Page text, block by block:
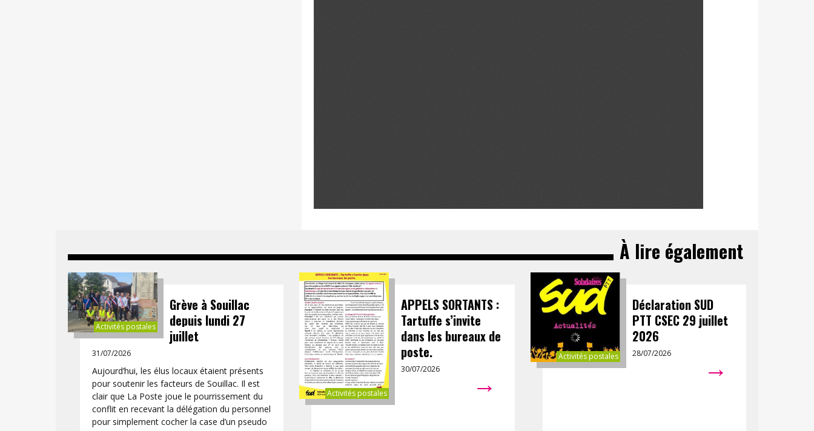
À lire également
Activités postales
Grève à Souillac
depuis lundi 27
juillet
31/07/2026
Aujourd’hui, les élus locaux étaient présents
pour soutenir les facteurs de Souillac. Il est
clair que La Poste joue le pourrissement du
conflit en recevant la délégation du personnel
pour simplement cocher la case d’un pseudo
Activités postales
APPELS SORTANTS :
Tartuffe s’invite
dans les bureaux de
poste.
30/07/2026 →
Activités postales
Déclaration SUD
PTT CSEC 29 juillet
2026
28/07/2026 →